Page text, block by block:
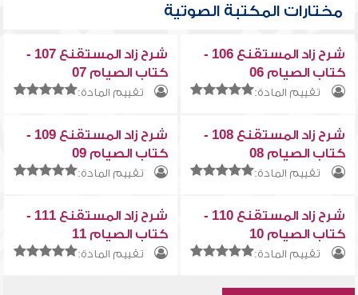
مختارات المكتبة الصوتية
شرح زاد المستقنع 106 -
كتاب الصيام 06
تقييم المادة:
شرح زاد المستقنع 107 -
كتاب الصيام 07
تقييم المادة:
شرح زاد المستقنع 108 -
كتاب الصيام 08
تقييم المادة:
شرح زاد المستقنع 109 -
كتاب الصيام 09
تقييم المادة:
شرح زاد المستقنع 110 -
كتاب الصيام 10
تقييم المادة:
شرح زاد المستقنع 111 -
كتاب الصيام 11
تقييم المادة: